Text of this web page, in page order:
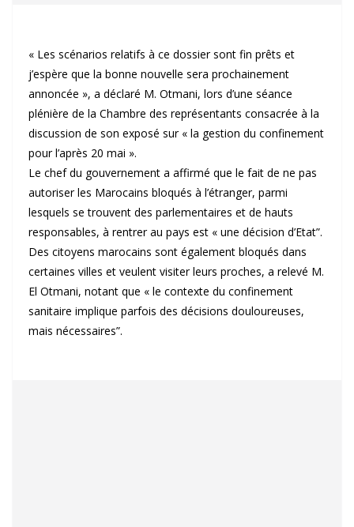
« Les scénarios relatifs à ce dossier sont fin prêts et
j’espère que la bonne nouvelle sera prochainement
annoncée », a déclaré M. Otmani, lors d’une séance
plénière de la Chambre des représentants consacrée à la
discussion de son exposé sur « la gestion du confinement
pour l’après 20 mai ».
Le chef du gouvernement a affirmé que le fait de ne pas
autoriser les Marocains bloqués à l’étranger, parmi
lesquels se trouvent des parlementaires et de hauts
responsables, à rentrer au pays est « une décision d’Etat”.
Des citoyens marocains sont également bloqués dans
certaines villes et veulent visiter leurs proches, a relevé M.
El Otmani, notant que « le contexte du confinement
sanitaire implique parfois des décisions douloureuses,
mais nécessaires”.